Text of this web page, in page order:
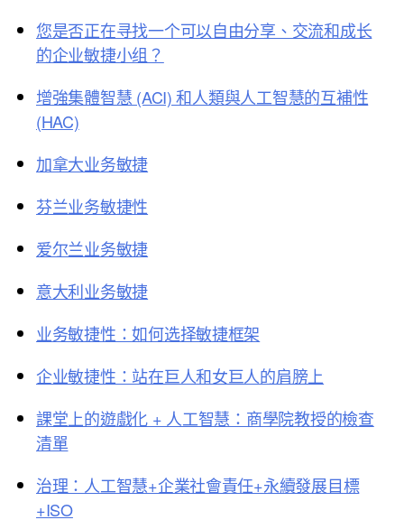
您是否正在寻找一个可以自由分享、交流和成长
的企业敏捷小组？
增強集體智慧 (ACI) 和人類與人工智慧的互補性
(HAC)
加拿大业务敏捷
芬兰业务敏捷性
爱尔兰业务敏捷
意大利业务敏捷
业务敏捷性：如何选择敏捷框架
企业敏捷性：站在巨人和女巨人的肩膀上
課堂上的遊戲化 + 人工智慧：商學院教授的檢查
清單
治理：人工智慧+企業社會責任+永續發展目標
+ISO